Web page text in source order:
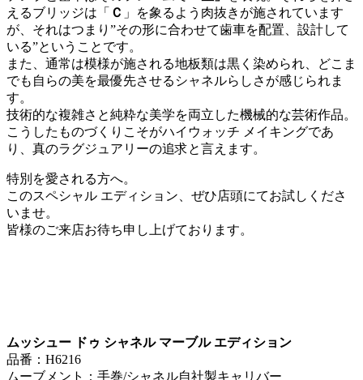
えるブリッジは「 Ｃ 」を象るよう肉抜きが施されています
が、それはつまり”その形に合わせて歯車を配置、設計して
いる”ということです。
また、通常は模様が施される地板類は黒く染められ、どこま
でも自らの美を最優先させるシャネルらしさが感じられま
す。
技術的な複雑さと純粋な美学を両立した機械的な芸術作品。
こうしたものづくりこそがハイウォッチ メイキングであ
り、真のラグジュアリーの追求と言えます。
特別を愛される方へ。
このスペシャル エディション、ぜひ店頭にてお試しくださ
いませ。
皆様のご来店お待ち申し上げております。
ムッシュー ドゥ シャネル マーブル エディション
品番：H6216
ムーブメント：手巻/シャネル自社製キャリバー